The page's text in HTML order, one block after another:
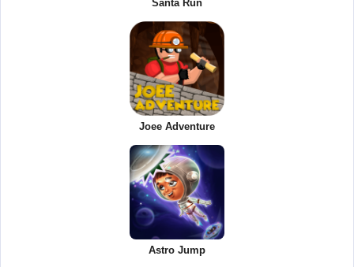
Santa Run
Joee Adventure
Astro Jump